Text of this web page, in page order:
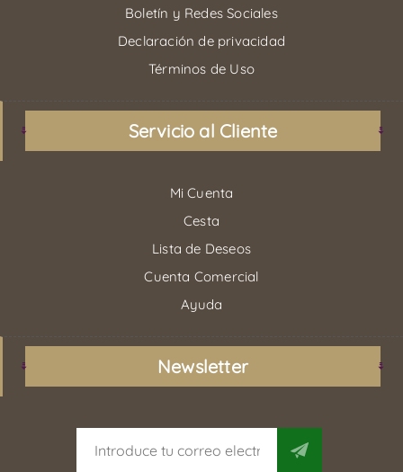
Boletín y Redes Sociales
Declaración de privacidad
Términos de Uso
Servicio al Cliente
Mi Cuenta
Cesta
Lista de Deseos
Cuenta Comercial
Ayuda
Newsletter